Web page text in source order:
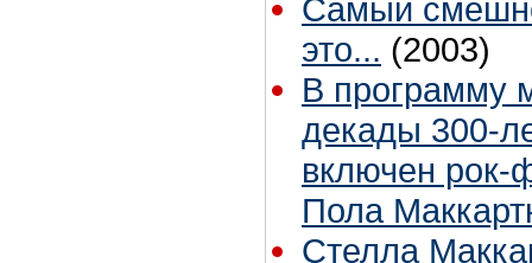
Самый
это... (2003)
В программу
декады 300-
включен рок-
Пола
Стелла